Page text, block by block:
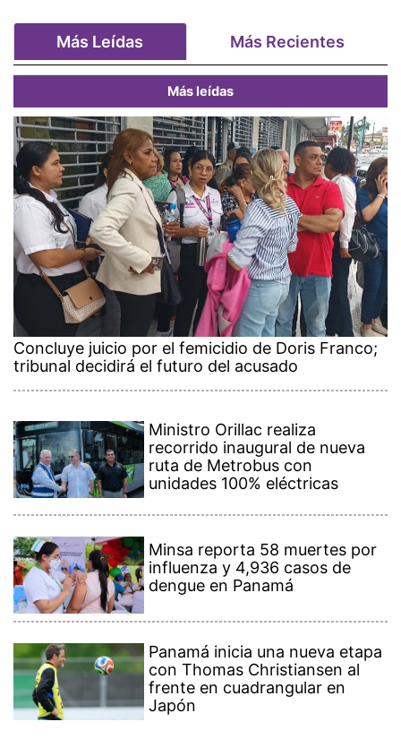
Más Leídas Más Recientes
Más leídas
Concluye juicio por el femicidio de Doris Franco;
tribunal decidirá el futuro del acusado
Ministro Orillac realiza
recorrido inaugural de nueva
ruta de Metrobus con
unidades 100% eléctricas
Minsa reporta 58 muertes por
influenza y 4,936 casos de
dengue en Panamá
Panamá inicia una nueva etapa
con Thomas Christiansen al
frente en cuadrangular en
Japón